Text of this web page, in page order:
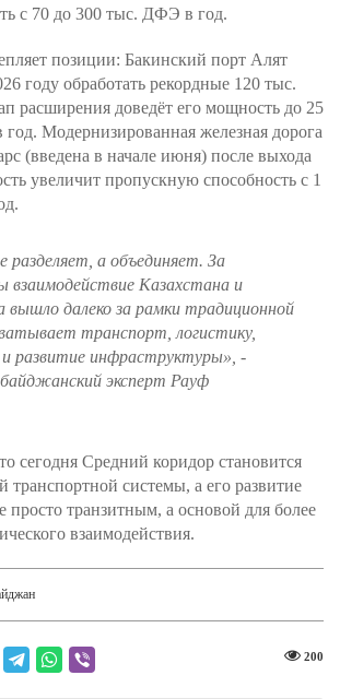
с 70 до 300 тыс. ДФЭ в год.
позиции: Бакинский порт Алят
году обработать рекордные 120 тыс.
расширения доведёт его мощность до 25
год. Модернизированная железная дорога
(введена в начале июня) после выхода
увеличит пропускную способность с 1
разделяет, а объединяет. За
взаимодействие Казахстана и
вышло далеко за рамки традиционной
транспорт, логистику,
и развитие инфраструктуры», -
эксперт Рауф
сегодня Средний коридор становится
транспортной системы, а его развитие
просто транзитным, а основой для более
взаимодействия.
200